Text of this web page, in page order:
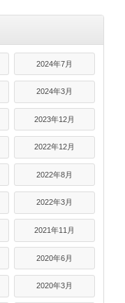
2024年7月
2024年3月
2023年12月
2022年12月
2022年8月
2022年3月
2021年11月
2020年6月
2020年3月